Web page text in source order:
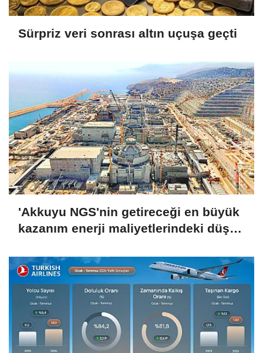
Sürpriz veri sonrası altın uçuşa geçti
'Akkuyu NGS'nin getireceği en büyük
kazanım enerji maliyetlerindeki düşüş